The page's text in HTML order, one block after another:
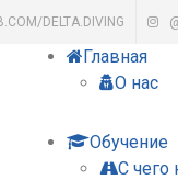
DELTA.DIVING
Главная
О нас
Обучение
С чего